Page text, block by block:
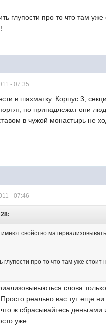
глупости про то что там
- 07:35
в шахматку. Корпус 3,
но принадлежат они
в чужой монастырь не
- 07:46
имеют свойство
глупости про то что там уже
слова
реально вас тут еще
ж сбрасывайтесь
уже .